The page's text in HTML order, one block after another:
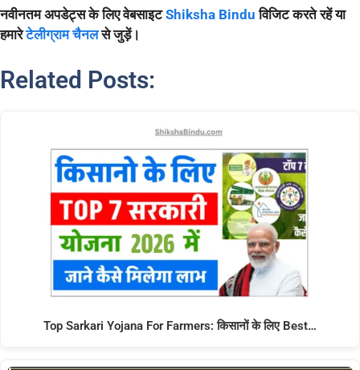
नवीनतम अपडेट्स के लिए वेबसाइटShiksha Bindu विजिट करते रहें या
हमारेटेलीग्राम चैनल से जुड़ें।
Related Posts:
Top Sarkari Yojana For Farmers: किसानों के लिए Best…